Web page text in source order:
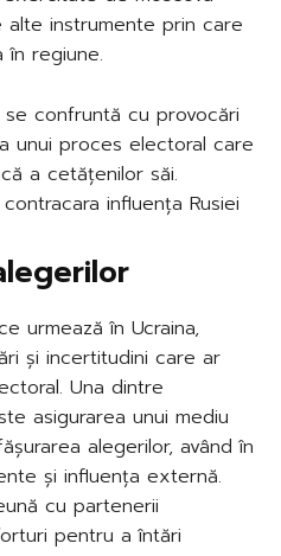
alte instrumente prin care
în regiune.
confruntă cu provocări
unui proces electoral care
a cetățenilor săi.
influența Rusiei
urmează în Ucraina,
și incertitudini care ar
Una dintre
asigurarea unui mediu
alegerilor, având în
și influența externă.
cu partenerii
pentru a întări